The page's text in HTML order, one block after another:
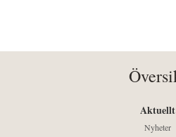
Aktuellt
Nyheter